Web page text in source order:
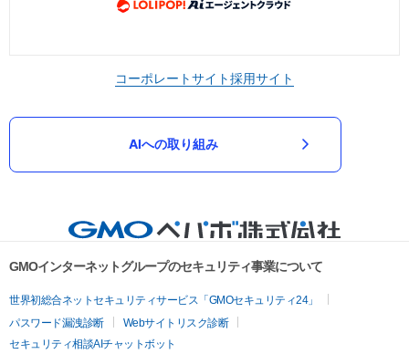
コーポレートサイト採用サイト
AIへの取り組み
GMOインターネットグループのセキュリティ事業について
世界初総合ネットセキュリティサービス「GMOセキュリティ24」
パスワード漏洩診断
Webサイトリスク診断
セキュリティ相談AIチャットボット